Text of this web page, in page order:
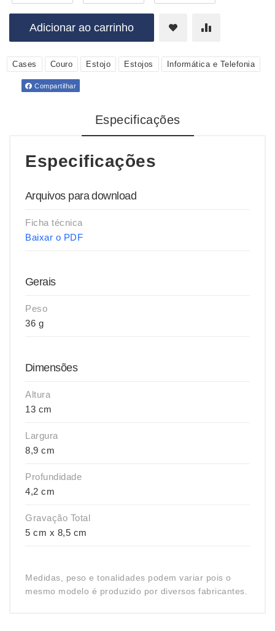
Adicionar ao carrinho
Cases Couro Estojo Estojos Informática e Telefonia
Compartilhar
Especificações
Especificações
Arquivos para download
Ficha técnica
Baixar o PDF
Gerais
Peso
36 g
Dimensões
Altura
13 cm
Largura
8,9 cm
Profundidade
4,2 cm
Gravação Total
5 cm x 8,5 cm
Medidas, peso e tonalidades podem variar pois o
mesmo modelo é produzido por diversos fabricantes.